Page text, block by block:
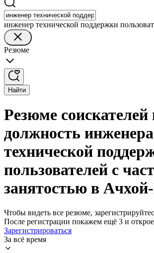
инженер технической поддержки
Резюме
Найти
Резюме соискателей
должность инженера
технической
пользователей с
занятостью в
Чтобы видеть все резюме,
После регистрации покажем ещё 3 и
Зарегистрироваться
За всё время